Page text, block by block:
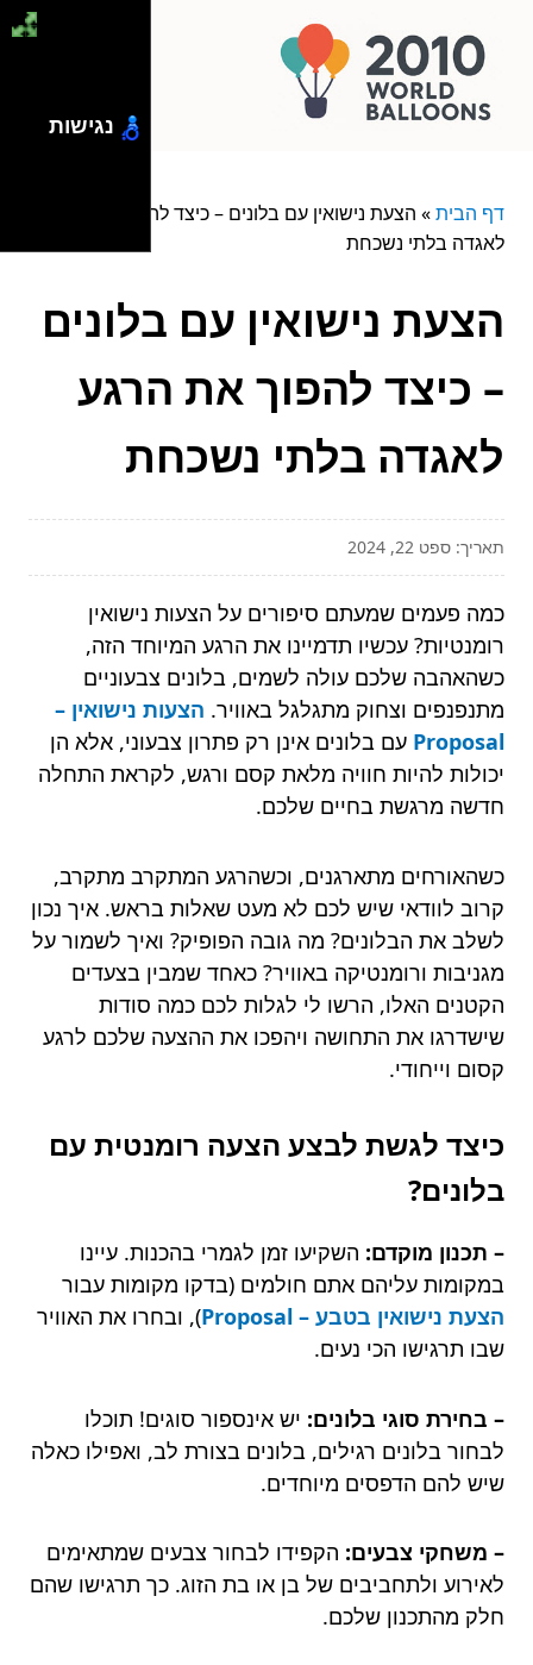
דף הבית» הצעת נישואין עם בלונים – כיצד להפוך את הרגע
לאגדה בלתי נשכחת
הצעת נישואין עם בלונים
– כיצד להפוך את הרגע
לאגדה בלתי נשכחת
תאריך: ספט 22, 2024
כמה פעמים שמעתם סיפורים על הצעות נישואין
רומנטיות? עכשיו תדמיינו את הרגע המיוחד הזה,
כשהאהבה שלכם עולה לשמים, בלונים צבעוניים
מתנפנפים וצחוק מתגלגל באוויר. הצעות נישואין –
Proposal עם בלונים אינן רק פתרון צבעוני, אלא הן
יכולות להיות חוויה מלאת קסם ורגש, לקראת התחלה
חדשה מרגשת בחיים שלכם.
כשהאורחים מתארגנים, וכשהרגע המתקרב מתקרב,
קרוב לוודאי שיש לכם לא מעט שאלות בראש. איך נכון
לשלב את הבלונים? מה גובה הפופיק? ואיך לשמור על
מגניבות ורומנטיקה באוויר? כאחד שמבין בצעדים
הקטנים האלו, הרשו לי לגלות לכם כמה סודות
שישדרגו את התחושה ויהפכו את ההצעה שלכם לרגע
קסום וייחודי.
כיצד לגשת לבצע הצעה רומנטית עם
בלונים?
– תכנון מוקדם: השקיעו זמן לגמרי בהכנות. עיינו
במקומות עליהם אתם חולמים (בדקו מקומות עבור
הצעת נישואין בטבע – Proposal
), ובחרו את האוויר
שבו תרגישו הכי נעים.
– בחירת סוגי בלונים: יש אינספור סוגים! תוכלו
לבחור בלונים רגילים, בלונים בצורת לב, ואפילו כאלה
שיש להם הדפסים מיוחדים.
– משחקי צבעים: הקפידו לבחור צבעים שמתאימים
לאירוע ולתחביבים של בן או בת הזוג. כך תרגישו שהם
חלק מהתכנון שלכם.
נגישות